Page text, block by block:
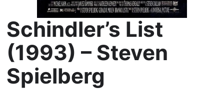
Schindler’s List
(1993) – Steven
Spielberg